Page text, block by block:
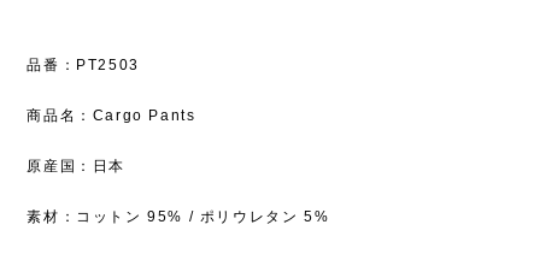
品番：PT2503
商品名：Cargo Pants
原産国：日本
素材：コットン 95% / ポリウレタン 5%